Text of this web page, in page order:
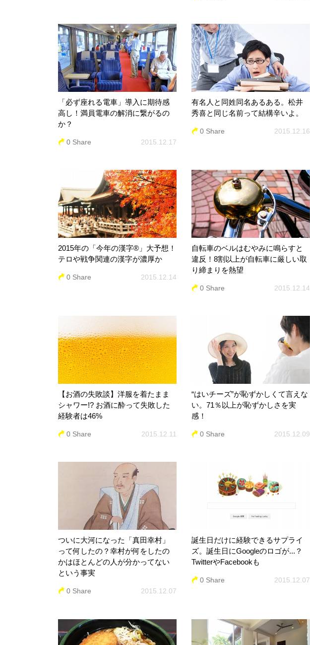
「必ず座れる電車」導入に期待感
高し！満員電車の解消に繋がるの
か？
0 Share 2015.12.17
有名人と同姓同名あるある。松井
秀喜と同じ名前って結構辛いよ。
0 Share 2015.12.16
2015年の「今年の漢字®」大予想！
テロや戦争関連の漢字が濃厚か
0 Share 2015.12.14
自転車のベルはむやみに鳴らすと
違反！8割以上が自転車に厳しい取
り締まりを熱望
0 Share 2015.12.14
【お酒の失敗談】洋服を着たまま
シャワー!? お酒に酔って失敗した
経験者は46%
0 Share 2015.12.11
“はいチーズ”が恥ずかしくて言えな
い。71％以上が恥ずかしさを実
感！
0 Share 2015.12.09
ついに大河になった「真田幸村」
って何したの？幸村が何をしたの
かはほとんどの人が分かってない
という事実
0 Share 2015.12.07
誕生日だけに経験できるサプライ
ズ。誕生日にGoogleのロゴが...？
TwitterやFacebookも
0 Share 2015.12.07